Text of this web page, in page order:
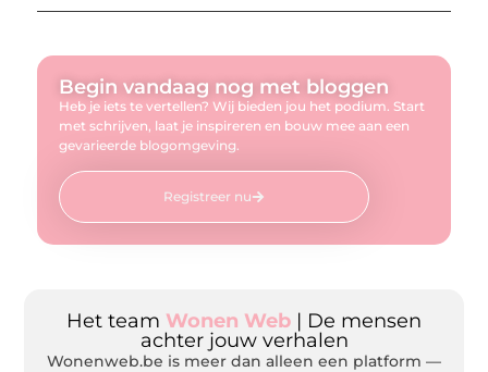
Begin vandaag nog met bloggen
Heb je iets te vertellen? Wij bieden jou het podium. Start
met schrijven, laat je inspireren en bouw mee aan een
gevarieerde blogomgeving.
Registreer nu
Het team Wonen Web | De mensen
achter jouw verhalen
Wonenweb.be is meer dan alleen een platform —